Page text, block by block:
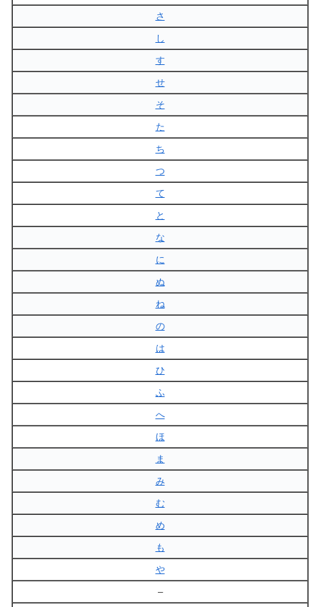
さ
し
す
せ
そ
た
ち
つ
て
と
な
に
ぬ
ね
の
は
ひ
ふ
へ
ほ
ま
み
む
め
も
や
–